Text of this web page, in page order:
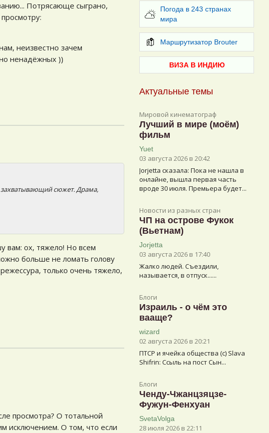
Погода в 243 странах
мира
Маршрутизатор Brouter
ВИЗА В ИНДИЮ
Актуальные темы
Мировой кинематограф
Лучший в мире (моём)
фильм
Yuet
03 августа 2026 в 20:42
Jorjetta сказалa: Пока не нашла в
онлайне, вышла первая часть
вроде 30 июля. Премьера будет...
Новости из разных стран
ЧП на острове Фукок
(Вьетнам)
Jorjetta
03 августа 2026 в 17:40
Жалко людей. Съездили,
называется, в отпуск......
Блоги
Израиль - о чём это
вааще?
wizard
02 августа 2026 в 20:21
ПТСР и ячейка общества (с) Slava
Shifrin: Ссыль на пост Сын...
Блоги
Ченду-Чжанцзяцзе-
Фужун-Фенхуан
SvetaVolga
28 июля 2026 в 22:11
Потрясающе сыграно,
неизвестно зачем
ненадёжных ))
захватывающий сюжет. Драма,
вам: ох, тяжело! Но всем
больше не ломать голову
только очень тяжело,
просмотра? О тотальной
исключением. О том, что если